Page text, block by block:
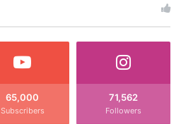
65,000
Subscribers
71,562
Followers